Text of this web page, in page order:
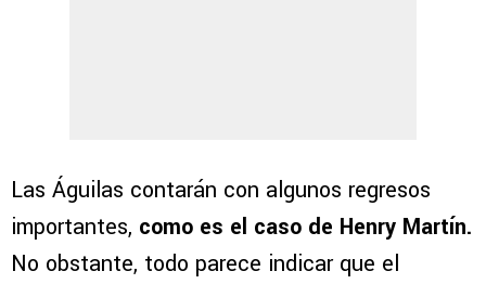
Las Águilas contarán con algunos regresos
importantes, como es el caso de Henry Martín.
No obstante, todo parece indicar que el